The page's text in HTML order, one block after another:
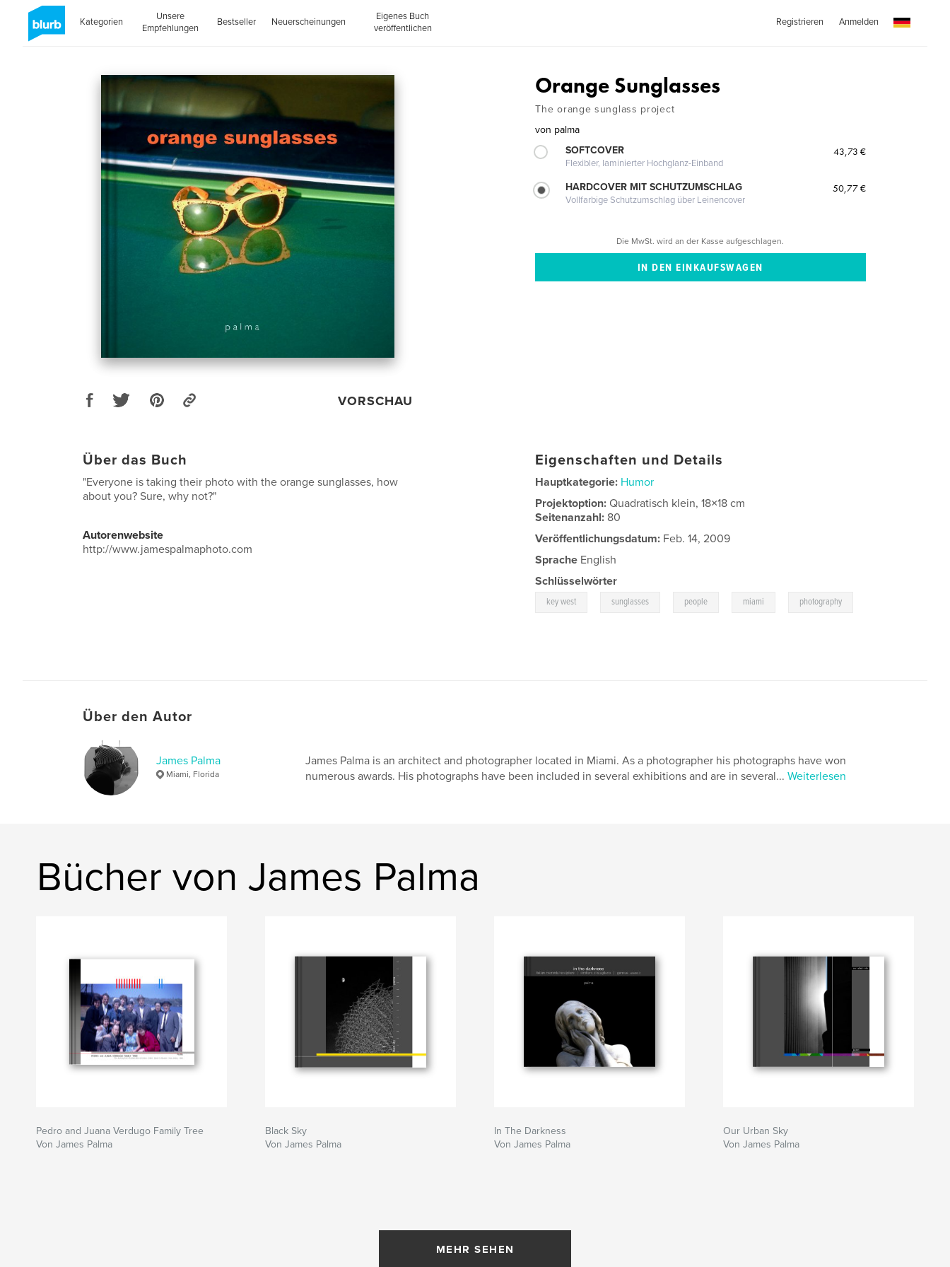
Kategorien
Unsere
Empfehlungen
Bestseller Neuerscheinungen
Eigenes Buch
veröffentlichen
Registrieren Anmelden
VORSCHAU
Orange Sunglasses
The orange sunglass project
von palma
SOFTCOVER
Flexibler, laminierter Hochglanz-Einband
43,73 €
HARDCOVER MIT SCHUTZUMSCHLAG
Vollfarbige Schutzumschlag über Leinencover
50,77 €
Die MwSt. wird an der Kasse aufgeschlagen.
Über das Buch
"Everyone is taking their photo with the orange sunglasses, how
about you? Sure, why not?"
Autorenwebsite
http://www.jamespalmaphoto.com
Eigenschaften und Details
Hauptkategorie: Humor
Projektoption:Quadratisch klein, 18×18 cm
Seitenanzahl: 80
Veröffentlichungsdatum: Feb. 14, 2009
Sprache English
Schlüsselwörter
key west sunglasses people miami photography
Über den Autor
James Palma
Miami, Florida
James Palma is an architect and photographer located in Miami. As a photographer his photographs have won
numerous awards. His photographs have been included in several exhibitions and are in several... Weiterlesen
Bücher von James Palma
Pedro and Juana Verdugo Family Tree
Von James Palma
Black Sky
Von James Palma
In The Darkness
Von James Palma
Our Urban Sky
Von James Palma
MEHR SEHEN